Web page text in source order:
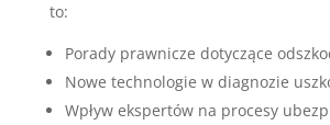
to:
Porady prawnicze dotyczące
Nowe technologie w diagnozie
Wpływ ekspertów na procesy